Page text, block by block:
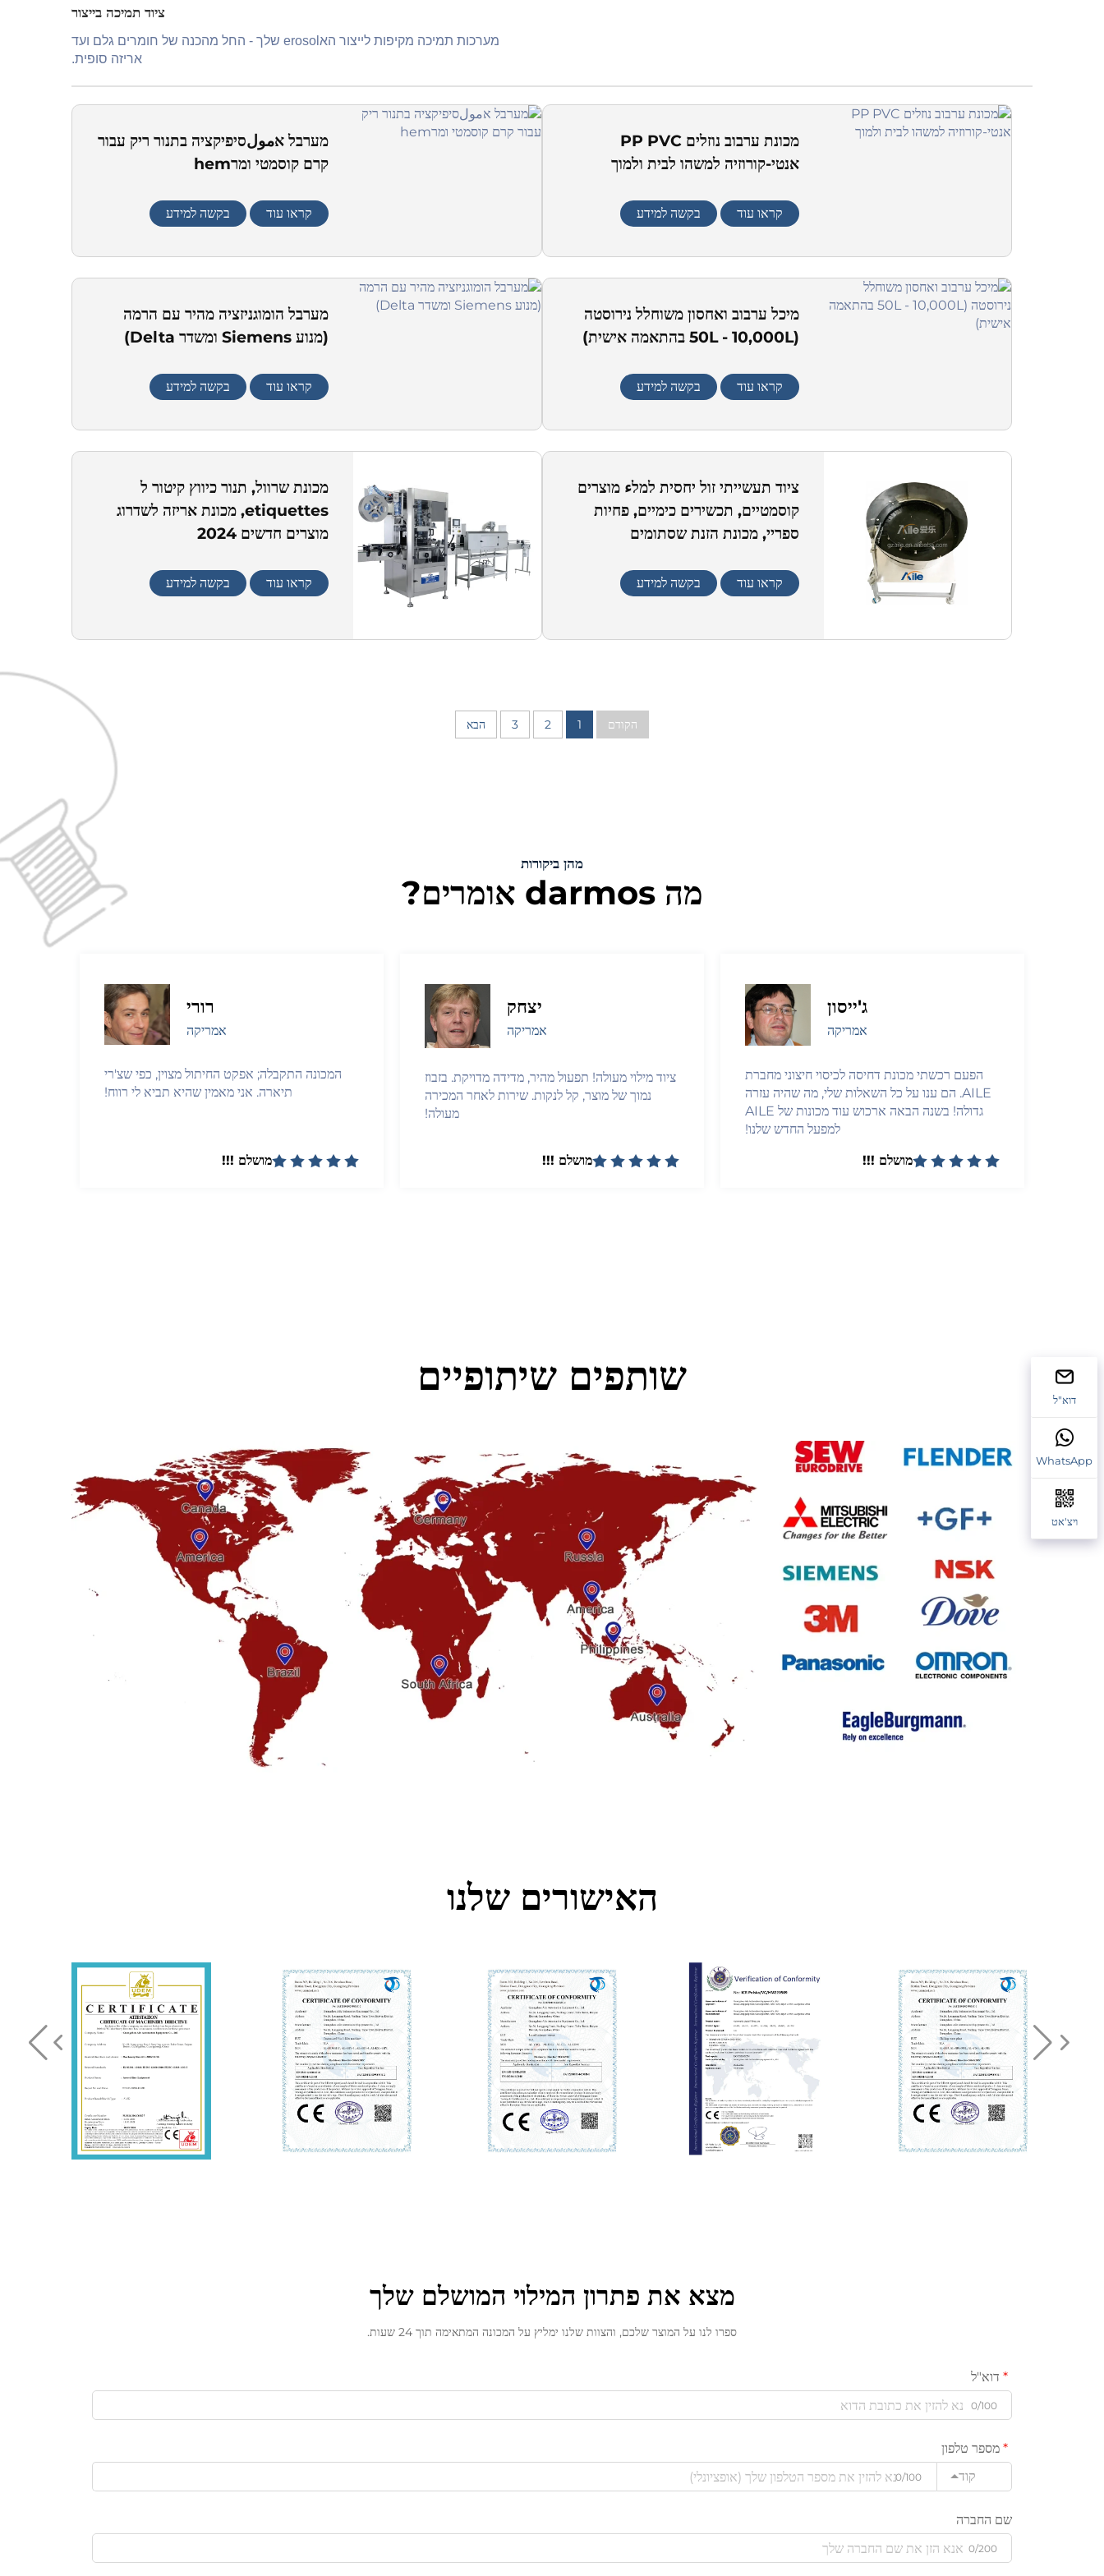
ציוד תמיכה בייצור
מערכות תמיכה מקיפות לייצור האerosol שלך - החל מהכנה של חומרים גלם ועד
אריזה סופית.
מכונת ערבוב נוזלים PP PVC
אנטי-קורוזיה למשהו לבית ולמוך
קראו עוד בקשה למידע
מערבל אمولסיפיקציה בתנור ריק עבור
קרם קוסמטי ומרhem
קראו עוד בקשה למידע
מיכל ערבוב ואחסון משוחלל נירוסטה
(50L - 10,000L בהתאמה אישית)
קראו עוד בקשה למידע
מערבל הומוגניזציה מהיר עם הרמה
(מנוע Siemens ומשדר Delta)
קראו עוד בקשה למידע
ציוד תעשייתי זול יחסית למלء מוצרים
קוסמטיים, תכשירים כימיים, פחיות
ספריי, מכונת הזנת שסתומים
קראו עוד בקשה למידע
מכונת שרוול, תנור כיווץ קיטור ל
etiquettes, מכונת אריזה לשדרוג
מוצרים חדשים 2024
קראו עוד בקשה למידע
הקודם 1
2
3 הבא
מהן ביקורות
מה darmos אומרים?
ג'ייסון
אמריקה
הפעם רכשתי מכונת דחיסה לכיסוי חיצוני מחברת
AILE. הם ענו על כל השאלות שלי, מה שהיה עזרה
גדולה! בשנה הבאה ארכוש עוד מכונות של AILE
למפעל החדש שלנו!
מושלם !!!
יצחק
אמריקה
ציוד מילוי מעולה! תפעול מהיר, מדידה מדויקת. בזבוז
נמוך של מוצר, קל לנקות. שירות לאחר המכירה
מעולה!
מושלם !!!
רורי
אמריקה
המכונה התקבלה; אפקט החיתול מצוין, כפי שצ'רי
תיארה. אני מאמין שהיא תביא לי רווח!
מושלם !!!
שותפים שיתופיים
האישורים שלנו
מצא את פתרון המילוי המושלם שלך
ספרו לנו על המוצר שלכם, והצוות שלנו ימליץ על המכונה המתאימה תוך 24 שעות.
דוא"ל
0/100
מספר טלפון
קוד
0/100
שם החברה
0/200
דוא"ל
WhatsApp
ויצ'אט